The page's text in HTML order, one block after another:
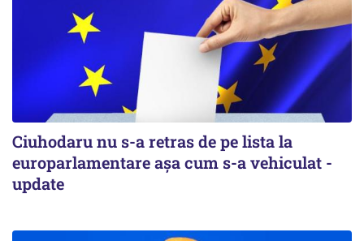
Ciuhodaru nu s-a retras de pe lista la
europarlamentare așa cum s-a vehiculat -
update